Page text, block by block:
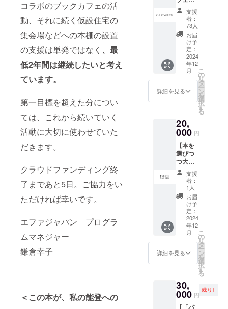
コラボのブックカフェの活
動、それに続く仮設住宅の
集会場などへの本棚の設置
の支援は単発ではなく 、最
低2年間は継続したいと考え
ています。
第一目標を超えた分につい
ては、これから続いていく
活動に大切に使わせていた
だきます。
クラウドファンディング終
了まであと5日。ご協力をい
ただければ幸いです。
エファジャパン プログラ
ムマネジャー
鎌倉幸子
＜この本が、私の能登への
き合ってい
ない場
合は、
「な
し」と
お書き
添えく
ださい
（複数
人から
同じ本
のご希
調整の
メッ
をお送
りする
可能性
があり
ます）
★ 寄付
金領収
援プラ
ン】 感
謝の気
持ちを
込め
て、お
礼の
メッ
セージ
をお送
りしま
す。
（CAM
メッ
セー
ジ） ★
寄付金
領収書
・2000
円、
5000円
のリ
ターン
は同じ
内容と
なりま
す。
支援
者：
73人
お届
け予
定：
2024
年12
月
詳細を見る
こ
の
リ
タ
ー
ン
を
選
択
す
る
20,
000 円
【本を
選びつ
つ大き
な応
援！】
1. 感謝
の気持
ちを込
めて、
お礼の
メッ
セージ
をお送
りしま
す。
（CAM
メッ
セー
ジ） 2.
支援
者：
1人
お届
け予
定：
2024
年12
月
詳細を見る
こ
の
リ
タ
ー
ン
を
選
択
す
る
30,
000 円
残り1
【「パ